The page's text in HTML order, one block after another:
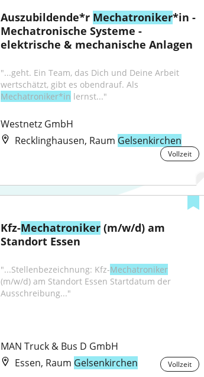
Auszubildende*r Mechatroniker*in -
Mechatronische Systeme -
elektrische & mechanische Anlagen
"...geht. Ein Team, das Dich und Deine Arbeit
Mechatroniker*in lernst..."
Westnetz GmbH
Recklinghausen, Raum Gelsenkirchen
Vollzeit
Kfz-Mechatroniker (m/w/d) am
Standort Essen
"...Stellenbezeichnung: Kfz-Mechatroniker
(m/w/d) am Standort Essen Startdatum der
Ausschreibung..."
MAN Truck & Bus D GmbH
Essen, Raum Gelsenkirchen Vollzeit